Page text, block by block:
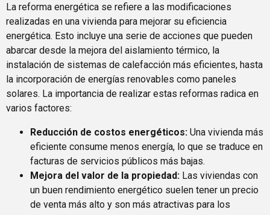
La reforma energética se refiere a las modificaciones
realizadas en una vivienda para mejorar su eficiencia
energética. Esto incluye una serie de acciones que pueden
abarcar desde la mejora del aislamiento térmico, la
instalación de sistemas de calefacción más eficientes, hasta
la incorporación de energías renovables como paneles
solares. La importancia de realizar estas reformas radica en
varios factores:
Reducción de costos energéticos: Una vivienda más
eficiente consume menos energía, lo que se traduce en
facturas de servicios públicos más bajas.
Mejora del valor de la propiedad: Las viviendas con
un buen rendimiento energético suelen tener un precio
de venta más alto y son más atractivas para los